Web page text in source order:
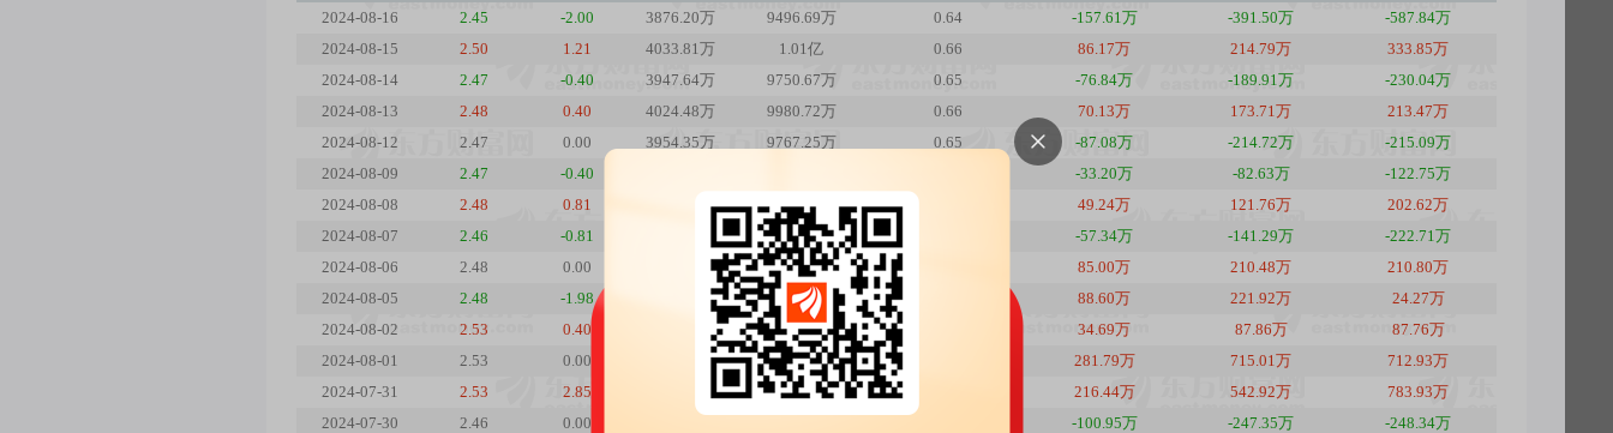
2024-08-16 2.45 -2.00 3876.20万 9496.69万 0.64 -157.61万 -391.50万
-587.84万
2024-08-15
2.50 1.21 4033.81万 1.01亿 0.66 86.17万 214.79万
333.85万
2024-08-14
2.47 -0.40 3947.64万 9750.67万 0.65 -76.84万 -189.91万
-230.04万
2024-08-13
2.48 0.40 4024.48万 9980.72万 0.66 70.13万 173.71万
213.47万
2024-08-12
2.47 0.00 3954.35万 9767.25万 0.65 -87.08万 -214.72万
-215.09万
2024-08-09
2.47 -0.40 -33.20万 -82.63万
-122.75万
2024-08-08
2.48 0.81 4074.63万 1.01亿 49.24万 121.76万
202.62万
2024-08-07
2.46 -0.81 9902.46万 -57.34万 -141.29万
-222.71万
2024-08-06
2.48 0.00 4082.73万 1.01亿 85.00万 210.48万
210.80万
2024-08-05
2.48 -1.98 3997.73万 9914.38万 88.60万 221.92万
24.27万
2024-08-02
2.53 0.40 9890.10万 34.69万 87.86万
87.76万
2024-08-01
2.53 0.00 3874.44万 9802.34万 281.79万 715.01万
712.93万
2024-07-31
2.53 2.85 9089.41万 216.44万 542.92万
783.93万
2024-07-30
2.46 0.00 -100.95万 -247.35万
-248.34万